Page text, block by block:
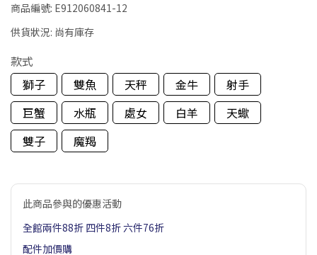
商品編號: E912060841-12
供貨狀況: 尚有庫存
款式
獅子
雙魚 天秤 金牛
射手
巨蟹
水瓶 處女 白羊
天蠍
雙子
魔羯
此商品參與的優惠活動
全館兩件88折 四件8折 六件76折
配件加價購